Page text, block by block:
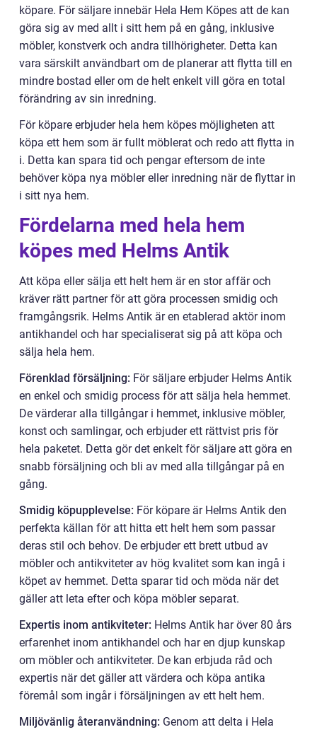
köpare. För säljare innebär Hela Hem Köpes att de kan
göra sig av med allt i sitt hem på en gång, inklusive
möbler, konstverk och andra tillhörigheter. Detta kan
vara särskilt användbart om de planerar att flytta till en
mindre bostad eller om de helt enkelt vill göra en total
förändring av sin inredning.
För köpare erbjuder hela hem köpes möjligheten att
köpa ett hem som är fullt möblerat och redo att flytta in
i. Detta kan spara tid och pengar eftersom de inte
behöver köpa nya möbler eller inredning när de flyttar in
i sitt nya hem.
Fördelarna med hela hem
köpes med Helms Antik
Att köpa eller sälja ett helt hem är en stor affär och
kräver rätt partner för att göra processen smidig och
framgångsrik. Helms Antik är en etablerad aktör inom
antikhandel och har specialiserat sig på att köpa och
sälja hela hem.
Förenklad försäljning: För säljare erbjuder Helms Antik
en enkel och smidig process för att sälja hela hemmet.
De värderar alla tillgångar i hemmet, inklusive möbler,
konst och samlingar, och erbjuder ett rättvist pris för
hela paketet. Detta gör det enkelt för säljare att göra en
snabb försäljning och bli av med alla tillgångar på en
gång.
Smidig köpupplevelse: För köpare är Helms Antik den
perfekta källan för att hitta ett helt hem som passar
deras stil och behov. De erbjuder ett brett utbud av
möbler och antikviteter av hög kvalitet som kan ingå i
köpet av hemmet. Detta sparar tid och möda när det
gäller att leta efter och köpa möbler separat.
Expertis inom antikviteter: Helms Antik har över 80 års
erfarenhet inom antikhandel och har en djup kunskap
om möbler och antikviteter. De kan erbjuda råd och
expertis när det gäller att värdera och köpa antika
föremål som ingår i försäljningen av ett helt hem.
Miljövänlig återanvändning: Genom att delta i Hela